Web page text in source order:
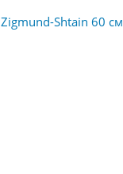
Zigmund-Shtain 60 см